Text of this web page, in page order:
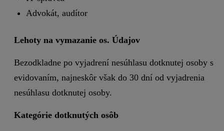
Advokát, audítor
Lehoty na vymazanie os. Údajov
Bezodkladne po vyjadrení nesúhlasu dotknutej osoby s
evidovaním, najneskôr však do 30 dní od vyjadrenia
nesúhlasu dotknutej osoby.
Kategórie dotknutých osôb